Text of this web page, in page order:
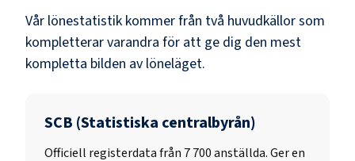
Vår lönestatistik kommer från två huvudkällor som
kompletterar varandra för att ge dig den mest
kompletta bilden av löneläget.
SCB (Statistiska centralbyrån)
Officiell registerdata från 7 700anställda. Ger en